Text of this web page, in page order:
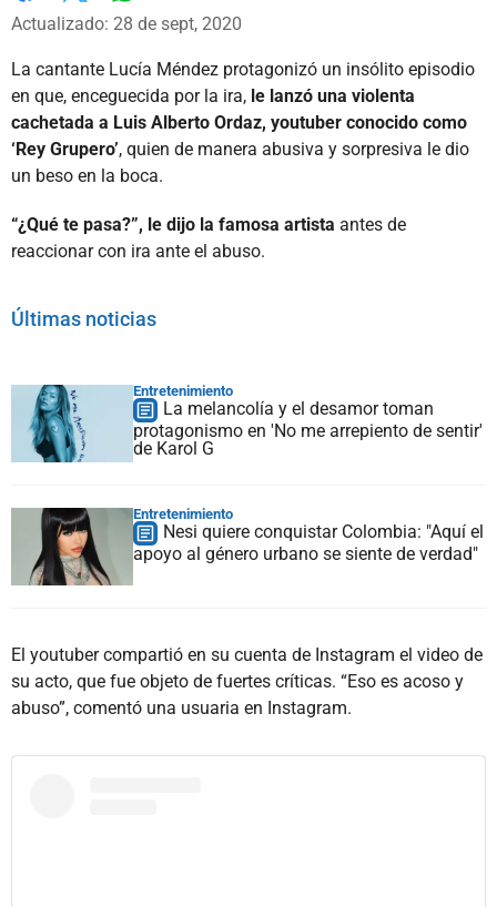
Facebook
X
Actualizado: 28 de sept, 2020
La cantante Lucía Méndez protagonizó un insólito episodio
en que, enceguecida por la ira, le lanzó una violenta
cachetada a Luis Alberto Ordaz, youtuber conocido como
‘Rey Grupero’, quien de manera abusiva y sorpresiva le dio
un beso en la boca.
“¿Qué te pasa?”, le dijo la famosa artista antes de
reaccionar con ira ante el abuso.
Últimas noticias
Entretenimiento
La melancolía y el desamor toman
protagonismo en 'No me arrepiento de sentir'
de Karol G
Entretenimiento
Nesi quiere conquistar Colombia: "Aquí el
apoyo al género urbano se siente de verdad"
El youtuber compartió en su cuenta de Instagram el video de
su acto, que fue objeto de fuertes críticas. “Eso es acoso y
abuso”, comentó una usuaria en Instagram.